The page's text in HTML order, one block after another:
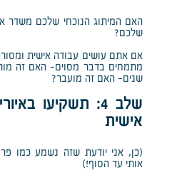
האם המיתוג הנוכחי שלכם משדר
שלכם?
אם אתם עושים עבודה אישית
מתמחים בדבר מסוים- האם זה
שנים- האם זה מועבר?
שלב 4: תשקיעו
אישית
(כן, אני יודעת שזה נשמע כמו
אותי עד הסוף!)